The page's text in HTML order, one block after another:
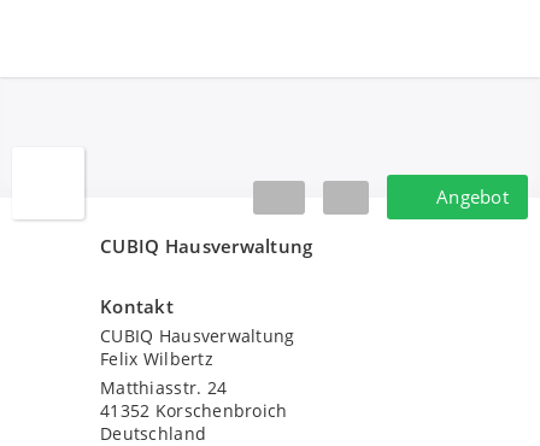
Angebot
CUBIQ Hausverwaltung
Kontakt
CUBIQ Hausverwaltung
Felix Wilbertz
Matthiasstr. 24
41352 Korschenbroich
Deutschland